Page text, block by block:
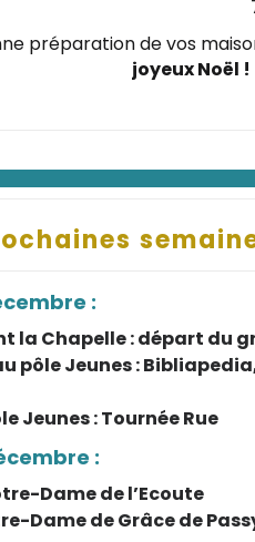
préparation de vos
joyeux Noël !
:
la Chapelle : départ du
pôle Jeunes :
Jeunes : Tournée Rue
:
Dame de l’Ecoute
Dame de Grâce de